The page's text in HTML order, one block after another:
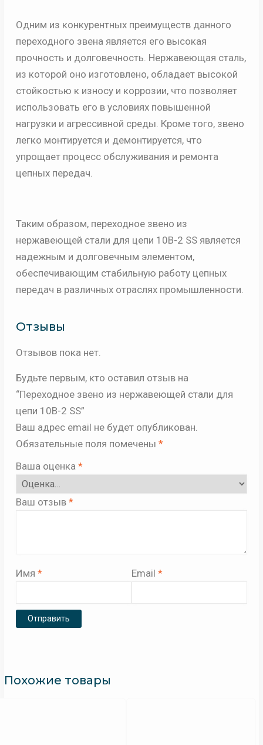
Одним из конкурентных преимуществ данного
переходного звена является его высокая
прочность и долговечность. Нержавеющая сталь,
из которой оно изготовлено, обладает высокой
стойкостью к износу и коррозии, что позволяет
использовать его в условиях повышенной
нагрузки и агрессивной среды. Кроме того, звено
легко монтируется и демонтируется, что
упрощает процесс обслуживания и ремонта
цепных передач.
Таким образом, переходное звено из
нержавеющей стали для цепи 10B-2 SS является
надежным и долговечным элементом,
обеспечивающим стабильную работу цепных
передач в различных отраслях промышленности.
Отзывы
Отзывов пока нет.
Будьте первым, кто оставил отзыв на
“Переходное звено из нержавеющей стали для
цепи 10B-2 SS”
Ваш адрес email не будет опубликован.
Обязательные поля помечены *
Ваша оценка *
Ваш отзыв *
Имя * Email *
Похожие товары